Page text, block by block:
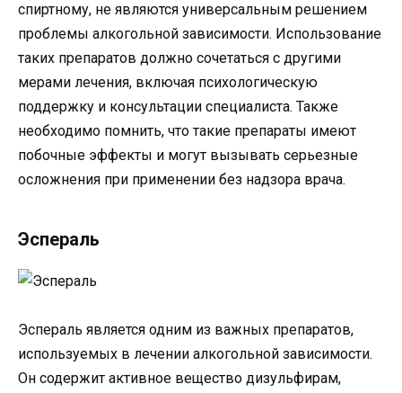
спиртному, не являются универсальным решением
проблемы алкогольной зависимости. Использование
таких препаратов должно сочетаться с другими
мерами лечения, включая психологическую
поддержку и консультации специалиста. Также
необходимо помнить, что такие препараты имеют
побочные эффекты и могут вызывать серьезные
осложнения при применении без надзора врача.
Эспераль
Эспераль является одним из важных препаратов,
используемых в лечении алкогольной зависимости.
Он содержит активное вещество дизульфирам,